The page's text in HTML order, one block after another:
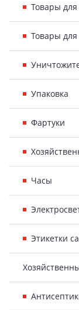
Товары для
Товары для
Упаковка
Фартуки
Часы
Этикетки